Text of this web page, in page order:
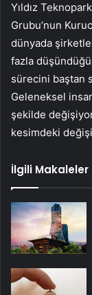
Yıldız
Grubu’nun
dünyada
fazla
sürecini baştan
Geleneksel
şekilde
kesimdeki
İlgili Makaleler